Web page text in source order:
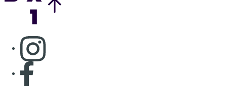
Consulter page Instagram
Consulter page Facebook